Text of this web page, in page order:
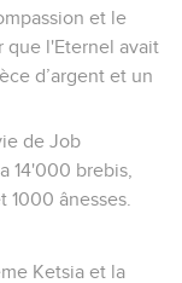
et le
que l'Eternel avait
d’argent et un
de Job
14'000 brebis,
ânesses.
Ketsia et la